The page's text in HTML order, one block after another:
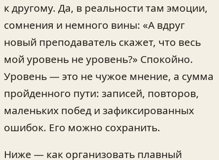
к другому. Да, в реальности там эмоции,
сомнения и немного вины: «А вдруг
новый преподаватель скажет, что весь
мой уровень не уровень?» Спокойно.
Уровень — это не чужое мнение, а сумма
пройденного пути: записей, повторов,
маленьких побед и зафиксированных
ошибок. Его можно сохранить.
Ниже — как организовать плавный